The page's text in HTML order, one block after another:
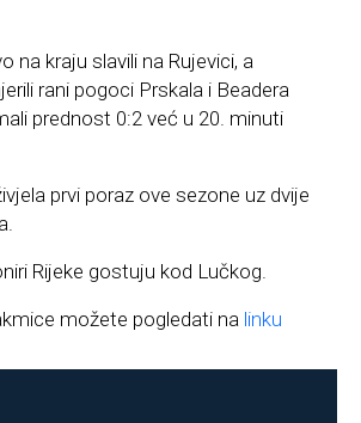
na kraju slavili na Rujevici, a
rani pogoci Prskala i Beadera
prednost 0:2 već u 20. minuti
prvi poraz ove sezone uz dvije
Rijeke gostuju kod Lučkog.
možete pogledati na linku